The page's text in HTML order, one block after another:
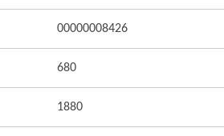
00000008426
680
1880